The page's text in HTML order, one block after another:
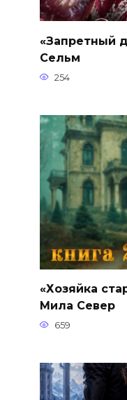
«Запретный
Сельм
254
«Хозяйка
Мила Север
659